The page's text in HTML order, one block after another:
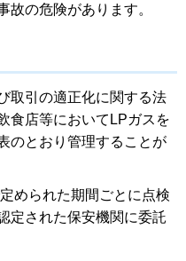
の危険があります。
取引の適正化に関する法
食店等においてLPガスを
のとおり管理することが
められた期間ごとに点検
定された保安機関に委託